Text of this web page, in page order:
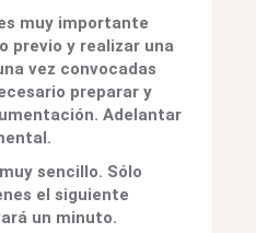
muy importante
previo y realizar una
vez convocadas
preparar y
Adelantar
sencillo. Sólo
el siguiente
un minuto.